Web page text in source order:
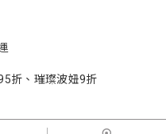
折、璀璨波妞9折